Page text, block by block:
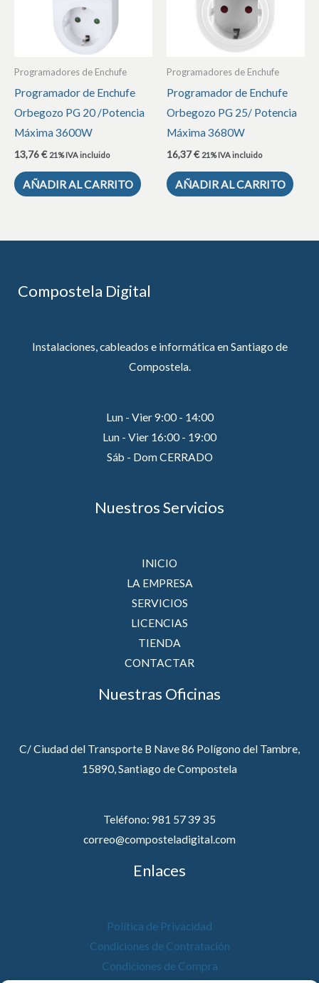
Programadores de Enchufe
Programador de Enchufe
Orbegozo PG 20 /Potencia
Máxima 3600W
13,76€ 21% IVA incluido
AÑADIR AL CARRITO
Programadores de Enchufe
Programador de Enchufe
Orbegozo PG 25/ Potencia
Máxima 3680W
16,37€ 21% IVA incluido
AÑADIR AL CARRITO
Compostela Digital
Instalaciones, cableados e informática en Santiago de
Compostela.
Lun - Vier 9:00 - 14:00
Lun - Vier 16:00 - 19:00
Sáb - Dom CERRADO
Nuestros Servicios
INICIO
LA EMPRESA
SERVICIOS
LICENCIAS
TIENDA
CONTACTAR
Nuestras Oficinas
C/ Ciudad del Transporte B Nave 86 Polígono del Tambre,
15890, Santiago de Compostela
Teléfono: 981 57 39 35
correo@composteladigital.com
Enlaces
Política de Privacidad
Condiciones de Contratación
Condiciones de Compra